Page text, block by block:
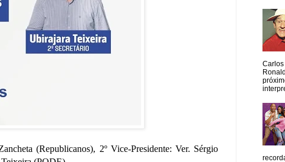
(Republicanos), 2º Vice-Presidente: Ver. Sérgio
Carlos